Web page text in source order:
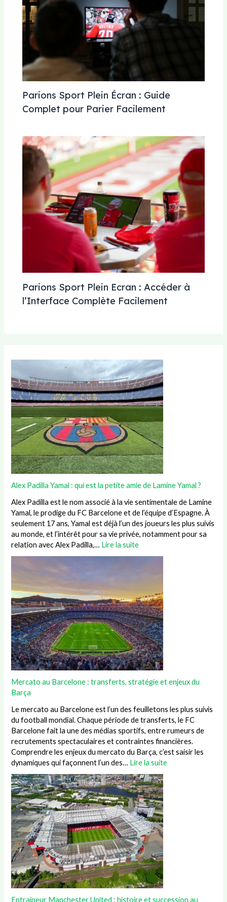
Parions Sport Plein Écran : Guide
Complet pour Parier Facilement
Parions Sport Plein Ecran : Accéder à
l’Interface Complète Facilement
Alex Padilla Yamal : qui est la petite amie de Lamine Yamal ?
Alex Padilla est le nom associé à la vie sentimentale de Lamine
Yamal, le prodige du FC Barcelone et de l’équipe d’Espagne. À
seulement 17 ans, Yamal est déjà l’un des joueurs les plus suivis
au monde, et l’intérêt pour sa vie privée, notamment pour sa
relation avec Alex Padilla,… Lire la suite
Mercato au Barcelone : transferts, stratégie et enjeux du
Barça
Le mercato au Barcelone est l’un des feuilletons les plus suivis
du football mondial. Chaque période de transferts, le FC
Barcelone fait la une des médias sportifs, entre rumeurs de
recrutements spectaculaires et contraintes financières.
Comprendre les enjeux du mercato du Barça, c’est saisir les
dynamiques qui façonnent l’un des… Lire la suite
Entraineur Manchester United : histoire et succession au